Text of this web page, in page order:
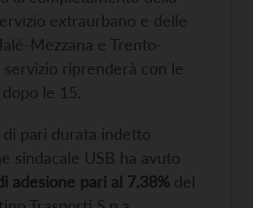
extraurbano e delle
Mezzana e Trento-
servizio riprenderà con le
le 15.
di pari durata indetto
sindacale USB ha avuto
adesione pari al 7,38% del